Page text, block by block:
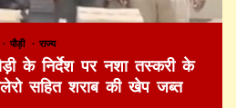
पौड़ी राज्य
के निर्देश पर नशा तस्करी के
सहित शराब की खेप जब्त